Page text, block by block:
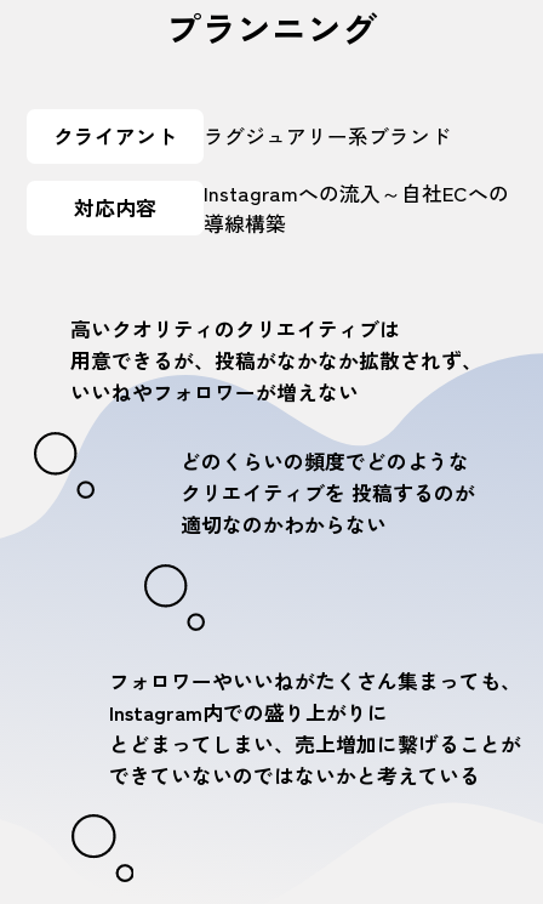
プランニング
クライアント ラグジュアリー系ブランド
対応内容
Instagramへの流入～自社ECへの
導線構築
高いクオリティのクリエイティブは
用意できるが、投稿がなかなか拡散されず、
いいねやフォロワーが増えない
どのくらいの頻度でどのような
クリエイティブを 投稿するのが
適切なのかわからない
フォロワーやいいねがたくさん集まっても、
Instagram内での盛り上がりに
とどまってしまい、 売上増加に繋げることが
できていないのではないかと考えている